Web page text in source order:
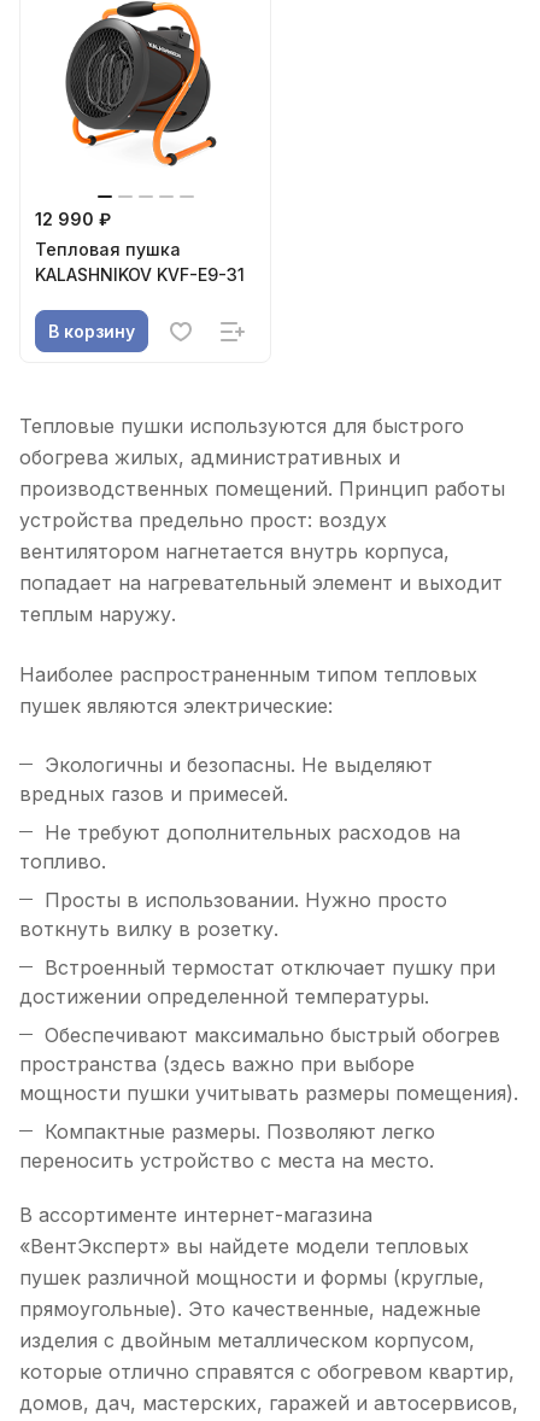
12 990 ₽
Тепловая пушка
KALASHNIKOV KVF-E9-31
В корзину
Тепловые пушки используются для быстрого
обогрева жилых, административных и
производственных помещений. Принцип работы
устройства предельно прост: воздух
вентилятором нагнетается внутрь корпуса,
попадает на нагревательный элемент и выходит
теплым наружу.
Наиболее распространенным типом тепловых
пушек являются электрические:
Экологичны и безопасны. Не выделяют
вредных газов и примесей.
Не требуют дополнительных расходов на
топливо.
Просты в использовании. Нужно просто
воткнуть вилку в розетку.
Встроенный термостат отключает пушку при
достижении определенной температуры.
Обеспечивают максимально быстрый обогрев
пространства (здесь важно при выборе
мощности пушки учитывать размеры помещения).
Компактные размеры. Позволяют легко
переносить устройство с места на место.
В ассортименте интернет-магазина
«ВентЭксперт» вы найдете модели тепловых
пушек различной мощности и формы (круглые,
прямоугольные). Это качественные, надежные
изделия с двойным металлическом корпусом,
которые отлично справятся с обогревом квартир,
домов, дач, мастерских, гаражей и автосервисов,